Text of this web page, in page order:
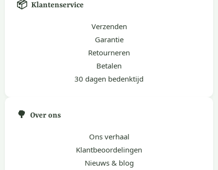
📦 Klantenservice
Verzenden
Garantie
Retourneren
Betalen
30 dagen bedenktijd
🌳 Over ons
Ons verhaal
Klantbeoordelingen
Nieuws & blog